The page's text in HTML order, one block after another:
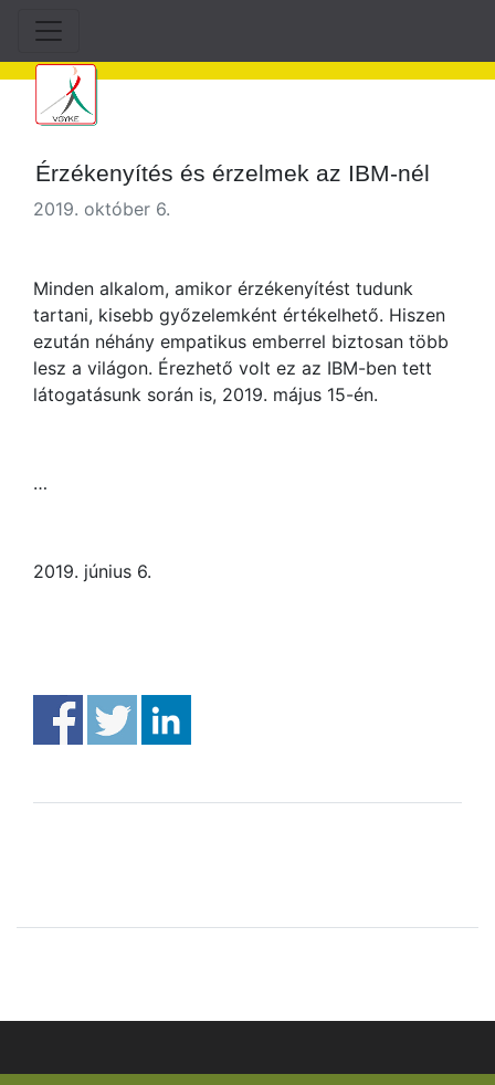
Érzékenyítés és érzelmek az IBM-nél
2019. október 6.
Minden alkalom, amikor érzékenyítést tudunk
tartani, kisebb győzelemként értékelhető. Hiszen
ezután néhány empatikus emberrel biztosan több
lesz a világon. Érezhető volt ez az IBM-ben tett
látogatásunk során is, 2019. május 15-én.
…
2019. június 6.